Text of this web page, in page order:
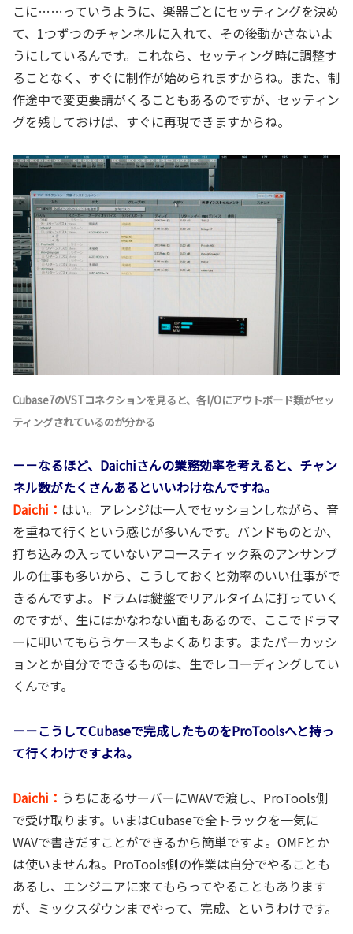
こに……っていうように、楽器ごとにセッティングを決め
て、1つずつのチャンネルに入れて、その後動かさないよ
うにしているんです。これなら、セッティング時に調整す
ることなく、すぐに制作が始められますからね。また、制
作途中で変更要請がくることもあるのですが、セッティン
グを残しておけば、すぐに再現できますからね。
Cubase7のVSTコネクションを見ると、各I/Oにアウトボード類がセッ
ティングされているのが分かる
－－なるほど、Daichiさんの業務効率を考えると、チャン
ネル数がたくさんあるといいわけなんですね。
Daichi： はい。アレンジは一人でセッションしながら、音
を重ねて行くという感じが多いんです。バンドものとか、
打ち込みの入っていないアコースティック系のアンサンブ
ルの仕事も多いから、こうしておくと効率のいい仕事がで
きるんですよ。ドラムは鍵盤でリアルタイムに打っていく
のですが、生にはかなわない面もあるので、ここでドラマ
ーに叩いてもらうケースもよくあります。またパーカッシ
ョンとか自分でできるものは、生でレコーディングしてい
くんです。
－－こうしてCubaseで完成したものをProToolsへと持っ
て行くわけですよね。
Daichi： うちにあるサーバーにWAVで渡し、ProTools側
で受け取ります。いまはCubaseで全トラックを一気に
WAVで書きだすことができるから簡単ですよ。OMFとか
は使いませんね。ProTools側の作業は自分でやることも
あるし、エンジニアに来てもらってやることもあります
が、ミックスダウンまでやって、完成、というわけです。